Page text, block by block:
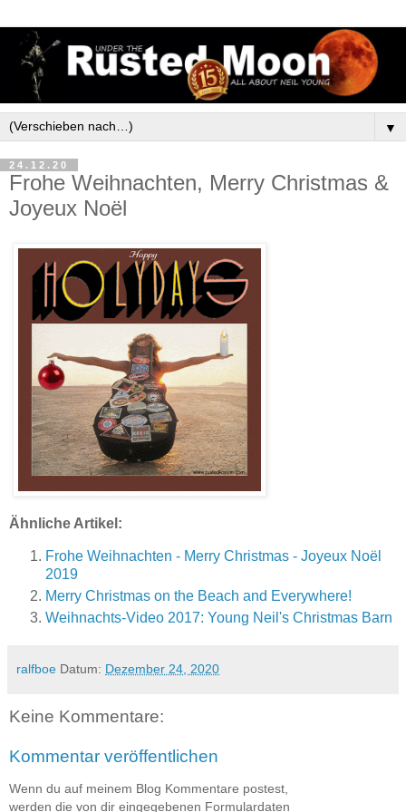
▼
24.12.20
Frohe Weihnachten, Merry Christmas &
Joyeux Noël
Ähnliche Artikel:
Frohe Weihnachten - Merry Christmas - Joyeux Noël
2019
Merry Christmas on the Beach and Everywhere!
Weihnachts-Video 2017: Young Neil's Christmas Barn
ralfboe Datum: Dezember 24, 2020
Keine Kommentare:
Kommentar veröffentlichen
Wenn du auf meinem Blog Kommentare postest,
werden die von dir eingegebenen Formulardaten